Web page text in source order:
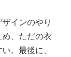
インのやり
、ただの衣
。最後に、